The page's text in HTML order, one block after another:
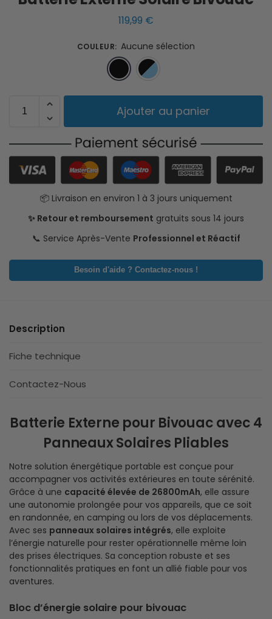
119,99 €
COULEUR: Aucune sélection
Ajouter au panier
📦 Livraison en environ 1 à 3 jours uniquement
✨ Retour et remboursement gratuits sous 14 jours
📞 Service Après-Vente Professionnel et Réactif
Besoin d'aide ? Contactez-nous !
Description
Fiche technique
Contactez-Nous
Batterie Externe pour Bivouac avec 4
Panneaux Solaires Pliables
Notre solution énergétique portable est conçue pour
accompagner vos activités extérieures en toute sérénité.
Grâce à une capacité élevée de 26800mAh, elle assure
une autonomie prolongée pour vos appareils, que ce soit
en randonnée, en camping ou lors de vos déplacements.
Avec ses panneaux solaires intégrés, elle exploite
l’énergie naturelle pour rester opérationnelle même loin
des prises électriques. Sa conception robuste et ses
fonctionnalités pratiques en font un allié fiable pour vos
aventures.
Bloc d’énergie solaire pour bivouac